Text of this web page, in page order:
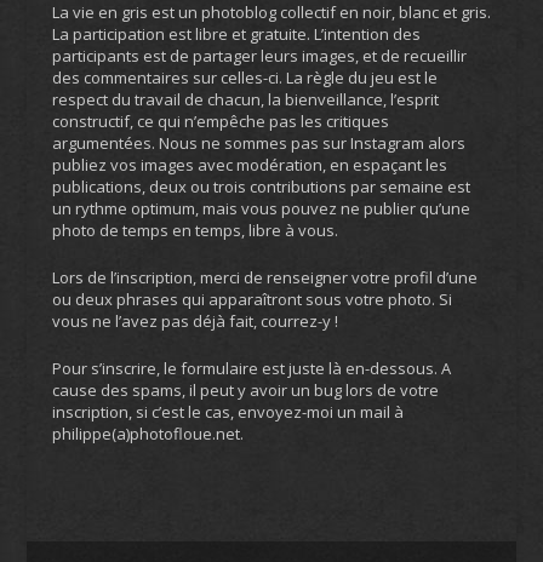
La vie en gris est un photoblog collectif en noir, blanc et gris.
La participation est libre et gratuite. L’intention des
participants est de partager leurs images, et de recueillir
des commentaires sur celles-ci. La règle du jeu est le
respect du travail de chacun, la bienveillance, l’esprit
constructif, ce qui n’empêche pas les critiques
argumentées. Nous ne sommes pas sur Instagram alors
publiez vos images avec modération, en espaçant les
publications, deux ou trois contributions par semaine est
un rythme optimum, mais vous pouvez ne publier qu’une
photo de temps en temps, libre à vous.
Lors de l’inscription, merci de renseigner votre profil d’une
ou deux phrases qui apparaîtront sous votre photo. Si
vous ne l’avez pas déjà fait, courrez-y !
Pour s’inscrire, le formulaire est juste là en-dessous. A
cause des spams, il peut y avoir un bug lors de votre
inscription, si c’est le cas, envoyez-moi un mail à
philippe(a)photofloue.net.